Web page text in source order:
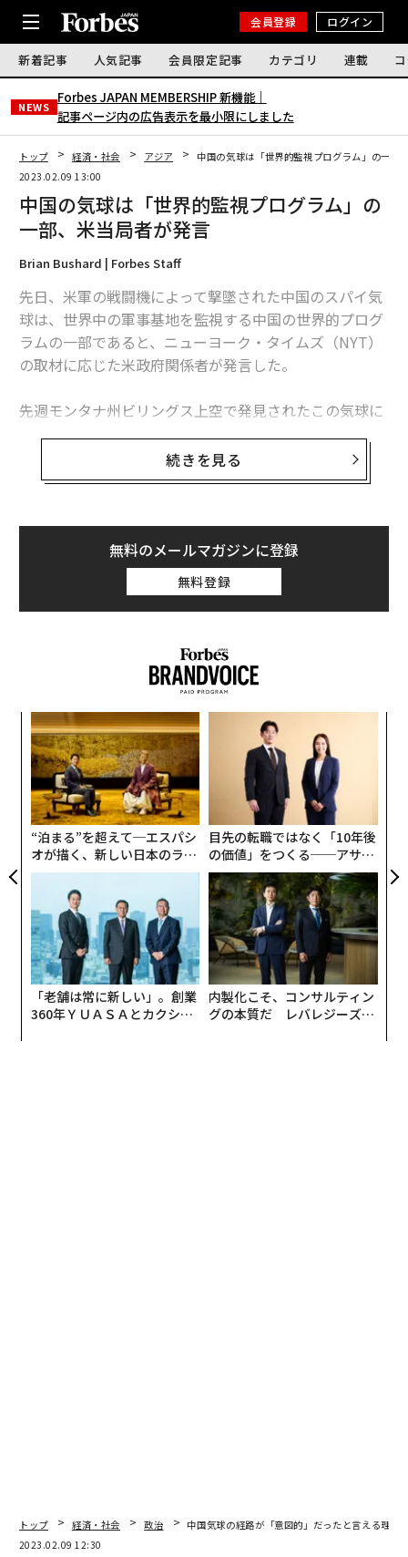
会員登録 ログイン
新着記事 人気記事 会員限定記事 カテゴリ 連載
NEWS
Forbes JAPAN MEMBERSHIP 新機能｜
記事ページ内の広告表示を最小限にしました
トップ 経済・社会 アジア
中国の気球は「世界的監視プログラム」の一部
2023.02.09 13:00
中国の気球は「世界的監視プログラム」の
一部、米当局者が発言
Brian Bushard | Forbes Staff
先日、米軍の戦闘機によって撃墜された中国のスパイ気
球は、世界中の軍事基地を監視する中国の世界的プログ
ラムの一部であると、ニューヨーク・タイムズ（NYT）
の取材に応じた米政府関係者が発言した。
先週モンタナ州ビリングス上空で発見されたこの気球に
ついて、中国当局は民間の気象プロジェクトのものだと
主張したが、米当局者は2月8日のNYTに対し、実際はレ
ーダーによる探知にかからないよう設計された中国の監
当局者によると、巨大な気球は人工衛星とは異なり、風
によって不規則なパターンで漂うことが可能で、高度約6
万フィート（約18キロメートル）という比較的低い空域
に浮かんでいても、レーダーによる検出を回避できると
を撮影でき、人工衛星では拾えない地上からの信号も収
集できると、匿名を条件に取材に応じた当局者は述べて
いる。
続きを見る
無料のメールマガジンに登録
無料登録
“泊まる”を超えて─エスパシ
オが描く、新しい日本のラグ
ジュアリー（中編）
目先の転職ではなく「10年後
の価値」をつくる──アサイ
ンの長期伴走型支援とは
「老舗は常に新しい」。創業
360年ＹＵＡＳＡとカクシン
内製化こそ、コンサルティン
グの本質だ レバレジーズが
トップ 経済・社会 政治
中国気球の経路が「意図的」だったと言える理由
2023.02.09 12:30